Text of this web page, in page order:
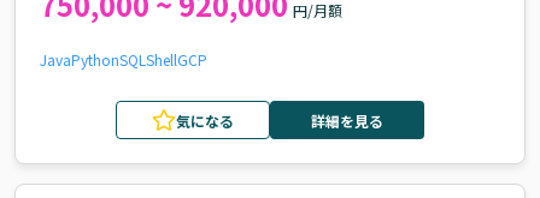
円/月額
JavaPythonSQL ShellGCP
気になる 詳細を見る